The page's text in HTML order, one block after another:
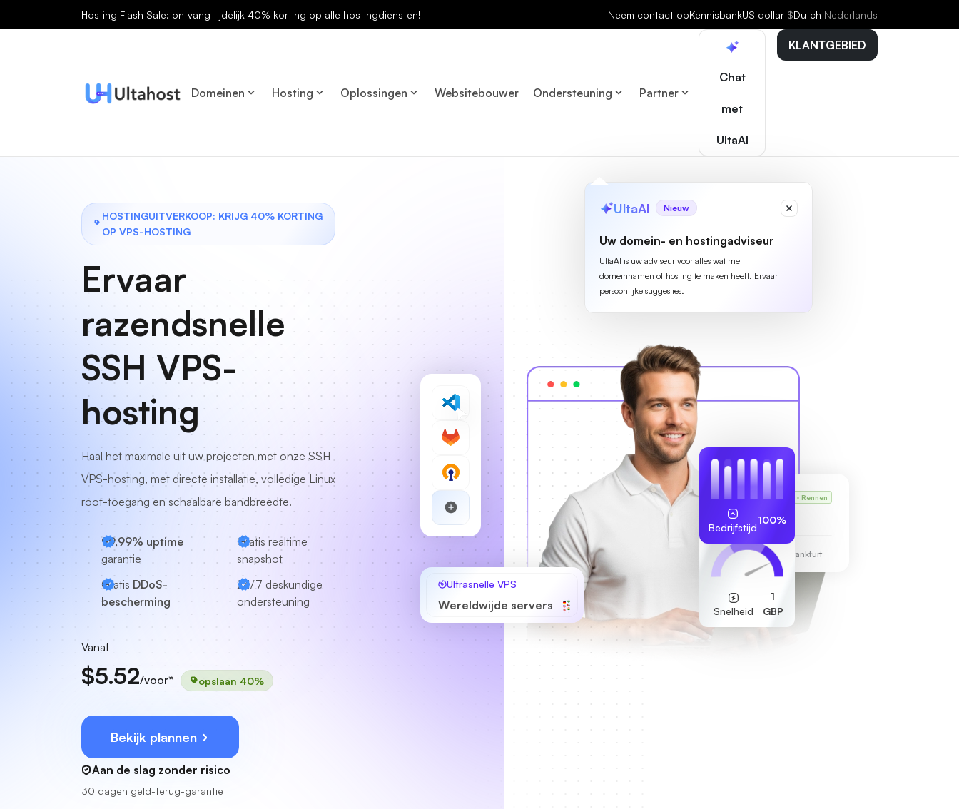
Hosting Flash Sale: ontvang tijdelijk 40% korting op alle hostingdiensten! Neem contact opKennisbankUS dollar $Dutch Nederlands
Domeinen Hosting Oplossingen Websitebouwer Ondersteuning Partner
Chat
met
UltaAI
UltaAI Nieuw
Uw domein- en hostingadviseur
UltaAI is uw adviseur voor alles wat met
domeinnamen of hosting te maken heeft. Ervaar
persoonlijke suggesties.
KLANTGEBIED
HOSTINGUITVERKOOP: KRIJG 40% KORTING
OP VPS-HOSTING
Ervaar
razendsnelle
SSH VPS-
hosting
Haal het maximale uit uw projecten met onze SSH
VPS-hosting, met directe installatie, volledige Linux
root-toegang en schaalbare bandbreedte.
99,99% uptime
garantie
Gratis realtime
snapshot
Gratis DDoS-
bescherming
24/7 deskundige
ondersteuning
Vanaf
$5.52/voor* opslaan 40%
Bekijk plannen
Aan de slag zonder risico
30 dagen geld-terug-garantie
Karl's VPS Rennen
255.189.85.19
Datacentrum Frankfurt
Snelheid
1
GBP
Bedrijfstijd
100%
Ultrasnelle VPS
Wereldwijde servers